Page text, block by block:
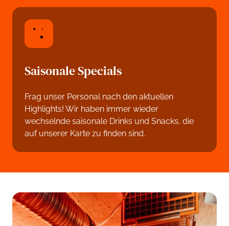
Saisonale Specials
Frag unser Personal nach den aktuellen
Highlights! Wir haben immer wieder
wechselnde saisonale Drinks und Snacks, die
auf unserer Karte zu finden sind.